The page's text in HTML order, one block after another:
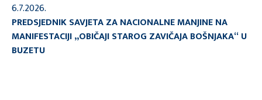
6.7.2026.
PREDSJEDNIK SAVJETA ZA NACIONALNE MANJINE NA
MANIFESTACIJI „OBIČAJI STAROG ZAVIČAJA BOŠNJAKA“ U
BUZETU